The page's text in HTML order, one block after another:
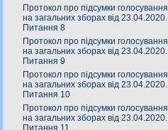
Протокол про підсумки голосування
на загальних зборах від 23.04.2020.
Питання 8
Протокол про підсумки голосування
на загальних зборах від 23.04.2020.
Питання 9
Протокол про підсумки голосування
на загальних зборах від 23.04.2020.
Питання 10
Протокол про підсумки голосування
на загальних зборах від 23.04.2020.
Питання 11